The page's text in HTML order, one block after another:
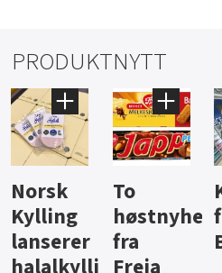
PRODUKTNYTT
Knalltall
for Açai
Bowl
Aass vil
bli
førstevalg